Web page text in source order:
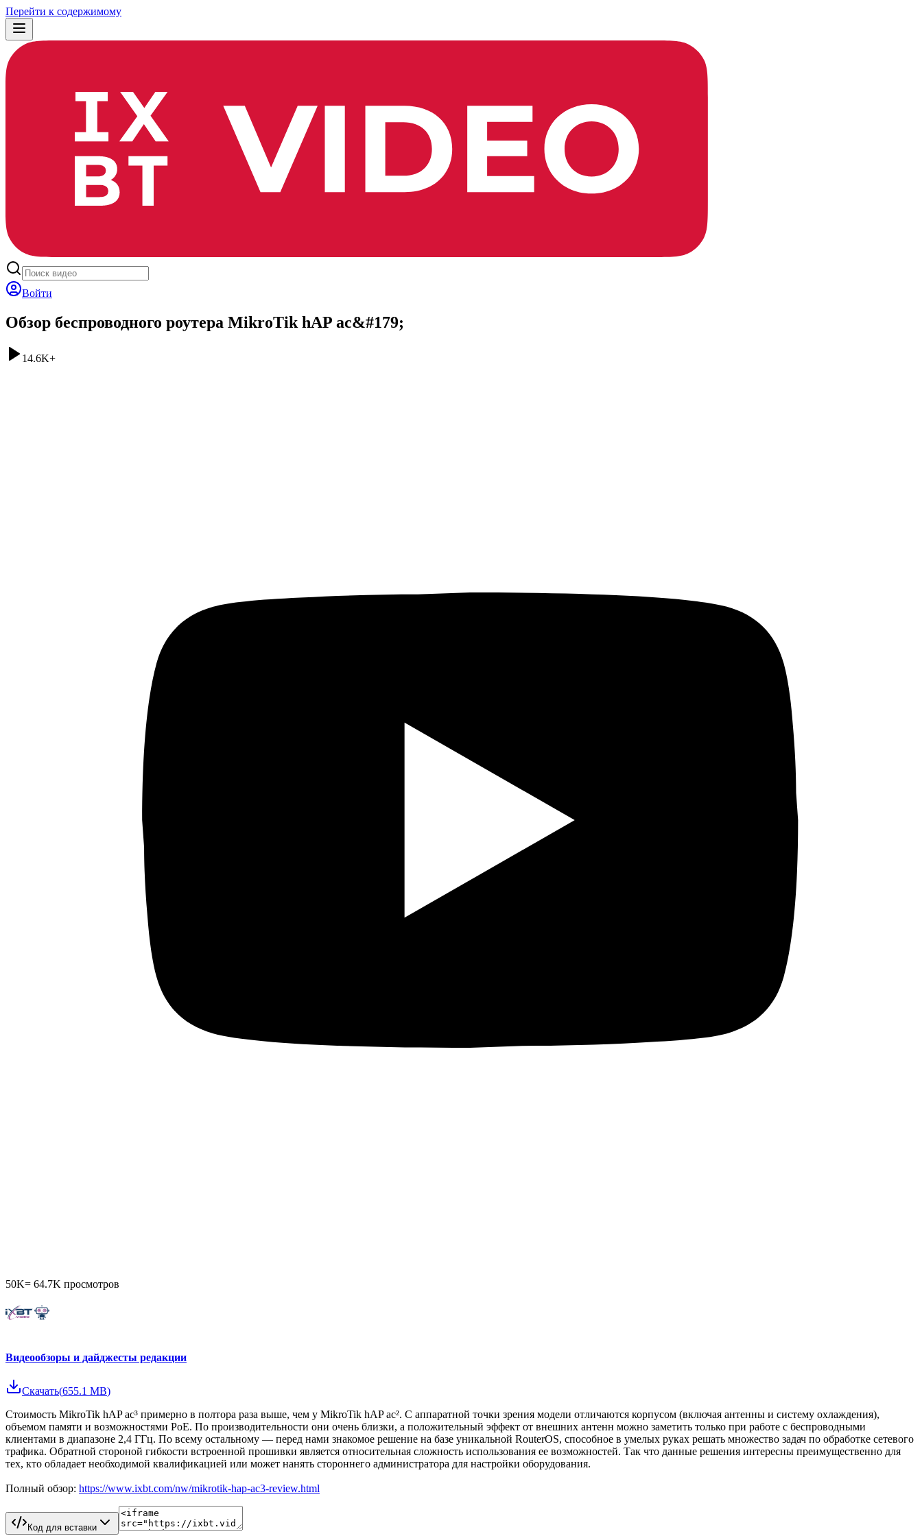
Перейти к содержимому
Войти
Обзор беспроводного роутера MikroTik hAP ac&#179;
14.6K+
50K= 64.7K просмотров
Видеообзоры и дайджесты редакции
Скачать(655.1 MB)
Стоимость MikroTik hAP ac³ примерно в полтора раза выше, чем у MikroTik hAP ac². С аппаратной точки зрения модели отличаются корпусом (включая антенны и систему охлаждения),
объемом памяти и возможностями PoE. По производительности они очень близки, а положительный эффект от внешних антенн можно заметить только при работе с беспроводными
клиентами в диапазоне 2,4 ГГц. По всему остальному — перед нами знакомое решение на базе уникальной RouterOS, способное в умелых руках решать множество задач по обработке сетевого
трафика. Обратной стороной гибкости встроенной прошивки является относительная сложность использования ее возможностей. Так что данные решения интересны преимущественно для
тех, кто обладает необходимой квалификацией или может нанять стороннего администратора для настройки оборудования.
Полный обзор: https://www.ixbt.com/nw/mikrotik-hap-ac3-review.html
Код для вставки